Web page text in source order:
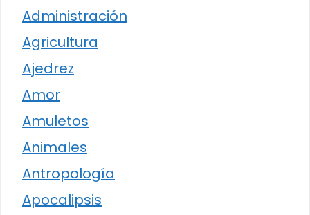
Administración
Agricultura
Ajedrez
Amor
Amuletos
Animales
Antropología
Apocalipsis